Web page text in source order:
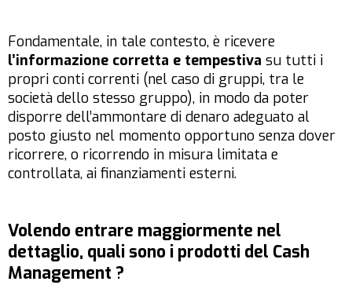
Fondamentale, in tale contesto, è ricevere
l’informazione corretta e tempestiva su tutti i
propri conti correnti (nel caso di gruppi, tra le
società dello stesso gruppo), in modo da poter
disporre dell’ammontare di denaro adeguato al
posto giusto nel momento opportuno senza dover
ricorrere, o ricorrendo in misura limitata e
controllata, ai finanziamenti esterni.
Volendo entrare maggiormente nel
dettaglio, quali sono i prodotti del Cash
Management ?